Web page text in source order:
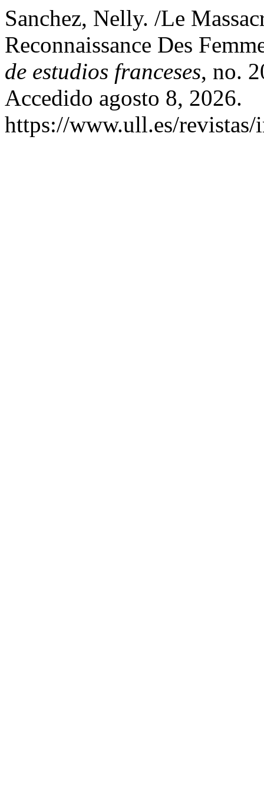
Sanchez, Nelly. /Le
Reconnaissance Des
de estudios franceses, no.
Accedido agosto 8, 2026.
https://www.ull.es/